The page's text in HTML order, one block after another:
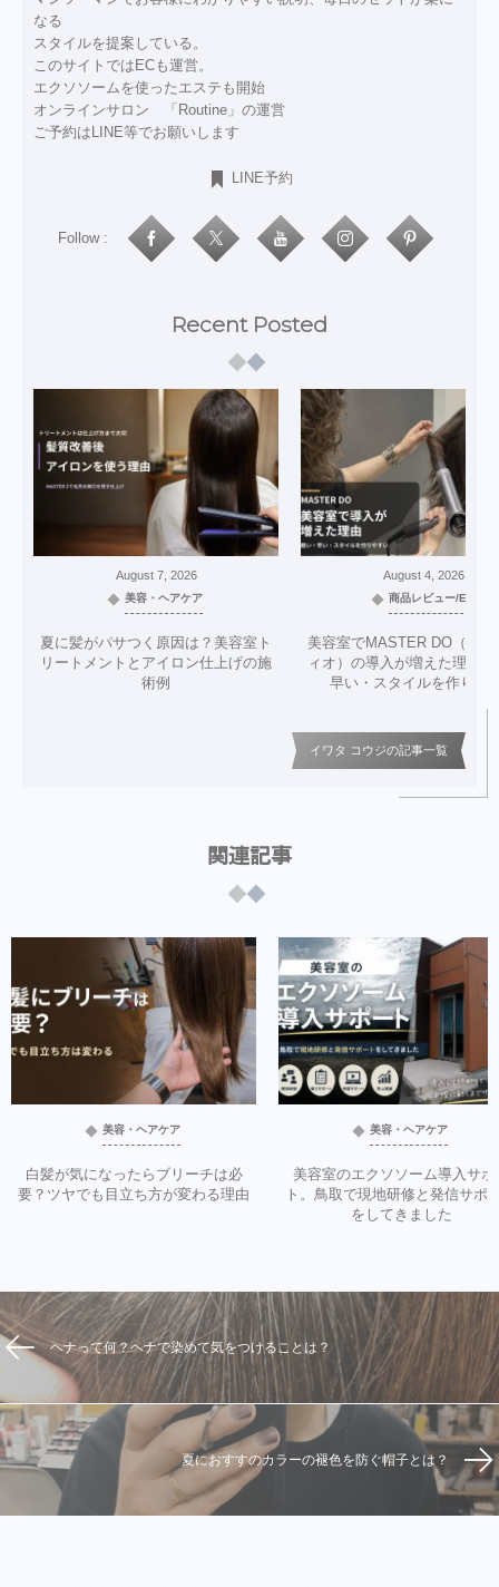
なる
スタイルを提案している。
このサイトではECも運営。
エクソソームを使ったエステも開始
オンラインサロン 「Routine」の運営
ご予約はLINE等でお願いします
LINE予約
Follow :
Recent Posted
August 7, 2026
美容・ヘアケア
夏に髪がパサつく原因は？美容室ト
リートメントとアイロン仕上げの施
術例
August 4, 2026
商品レビュー/EC
美容室でMASTER DO（マ
ィオ）の導入が増えた理由
早い・スタイルを作りや
イワタ コウジの記事一覧
関連記事
美容・ヘアケア
白髪が気になったらブリーチは必
要？ツヤでも目立ち方が変わる理由
美容・ヘアケア
美容室のエクソソーム導入サポ
ト。鳥取で現地研修と発信サポ
をしてきました
ヘナって何？ヘナで染めて気をつけることは？
夏におすすのカラーの褪色を防ぐ帽子とは？